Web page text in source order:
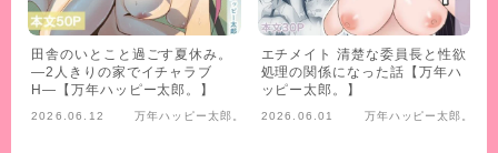
田舎のいとこと過ごす夏休み。
―2人きりの家でイチャラブ
H―【万年ハッピー太郎。】
2026.06.12 万年ハッピー太郎。
エチメイト 清楚な委員長と性欲
処理の関係になった話【万年ハ
ッピー太郎。】
2026.06.01 万年ハッピー太郎。